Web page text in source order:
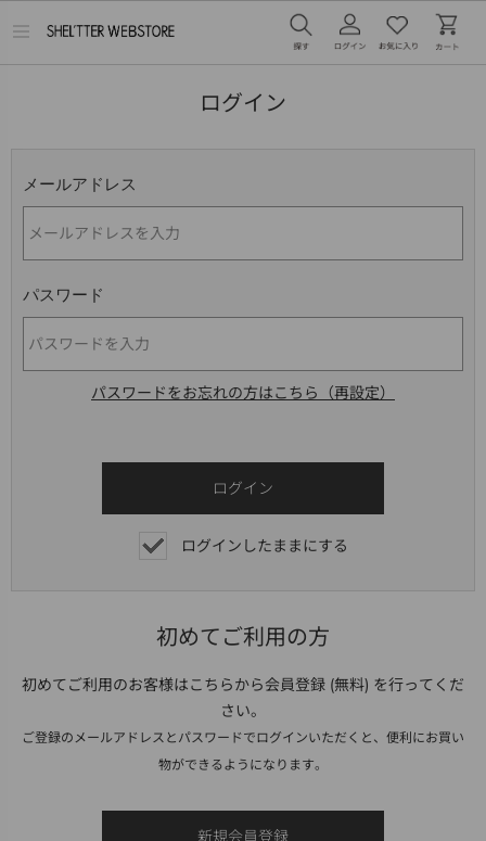
メ
ログイン
メールアドレス
パスワード
パスワードをお忘れの方はこちら（再設定）
ログインしたままにする
初めてご利用の方
初めてご利用のお客様はこちらから会員登録 (無料) を行ってくだ
さい。
ご登録のメールアドレスとパスワードでログインいただくと、便利にお買い
物ができるようになります。